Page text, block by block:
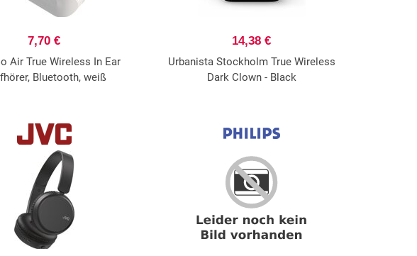
7,70 €
Air True Wireless In Ear
Bluetooth, weiß
14,38 €
Urbanista Stockholm True Wireless
Dark Clown - Black